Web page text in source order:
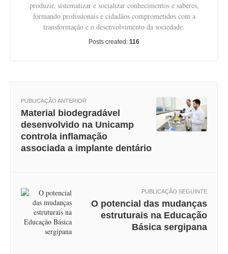
produzir, sistematizar e socializar conhecimentos e saberes,
formando profissionais e cidadãos comprometidos com a
transformação e o desenvolvimento da sociedade.
Posts created: 116
PUBLICAÇÃO ANTERIOR
Material biodegradável
desenvolvido na Unicamp
controla inflamação
associada a implante dentário
PUBLICAÇÃO SEGUINTE
O potencial das mudanças
estruturais na Educação
Básica sergipana